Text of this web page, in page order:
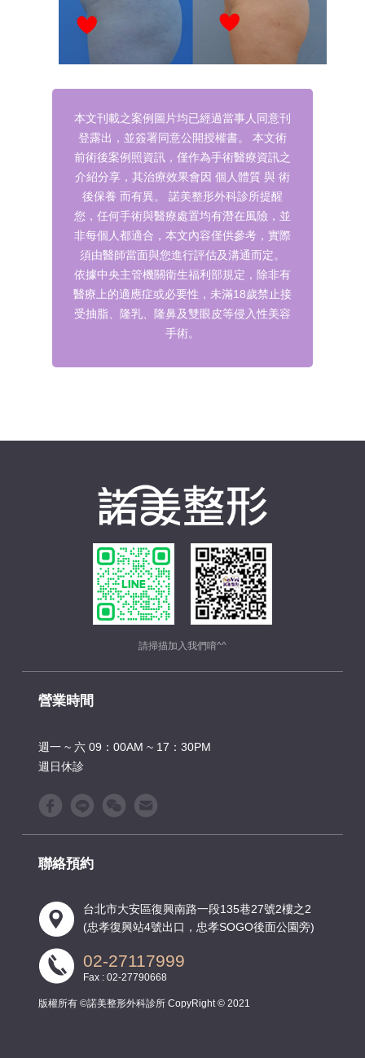
本文刊載之案例圖片均已經過當事人同意刊
登露出，並簽署同意公開授權書。
本文術
前術後案例照資訊，僅作為手術醫療資訊之
介紹分享，其治療效果會因 個人體質 與 術
後保養 而有異。
諾美整形外科診所提醒
您，任何手術與醫療處置均有潛在風險，並
非每個人都適合，本文內容僅供參考，實際
須由醫師當面與您進行評估及溝通而定。
依據中央主管機關衛生福利部規定，除非有
醫療上的適應症或必要性，未滿18歲禁止接
受抽脂、隆乳、隆鼻及雙眼皮等侵入性美容
手術。
請掃描加入我們唷^^
營業時間
週一 ~ 六 09：00AM ~ 17：30PM
週日休診
聯絡預約
台北市大安區復興南路一段135巷27號2樓之2
(忠孝復興站4號出口，忠孝SOGO後面公園旁)
02-27117999
Fax : 02-27790668
版權所有 ©諾美整形外科診所 CopyRight © 2021